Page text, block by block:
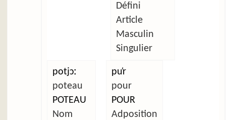
Défini
Article
Masculin
Singulier
potjɔː
poteau
POTEAU
Nom
pu̜r
pour
POUR
Adposition